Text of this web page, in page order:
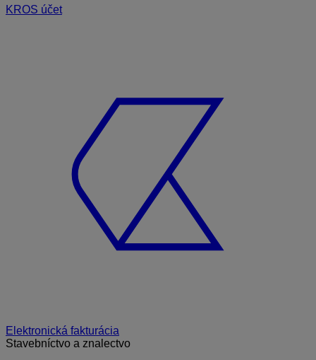
KROS účet
Elektronická fakturácia
Stavebníctvo a znalectvo